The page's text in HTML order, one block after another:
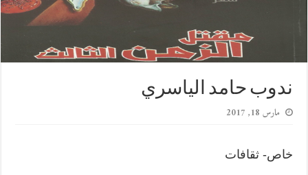
ندوب حامد الياسري
مارس 18, 2017
خاص- ثقافات